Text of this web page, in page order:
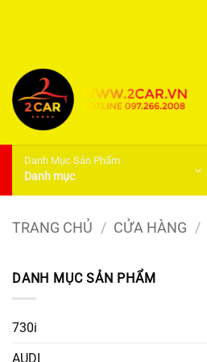
dung
Danh Mục Sản Phẩm
Danh mục
TRANG CHỦ / CỬA HÀNG /
DANH MỤC SẢN PHẨM
730i
AUDI